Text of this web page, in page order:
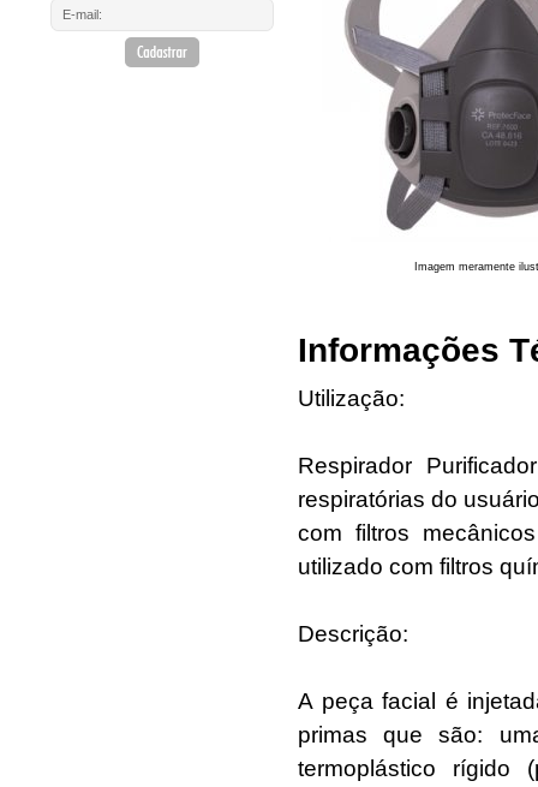
Imagem meramente
Informações
Utilização:
Respirador
respiratórias do
com filtros
utilizado com filtros
Descrição:
A peça facial é
primas que são:
termoplástico rígido